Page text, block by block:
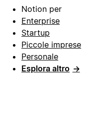
Notion per
Enterprise
Startup
Piccole imprese
Personale
Esplora altro →